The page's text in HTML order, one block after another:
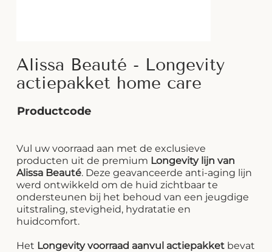
Alissa Beauté - Longevity
actiepakket home care
Productcode
Vul uw voorraad aan met de exclusieve
producten uit de premium Longevity lijn van
Alissa Beauté. Deze geavanceerde anti-aging lijn
werd ontwikkeld om de huid zichtbaar te
ondersteunen bij het behoud van een jeugdige
uitstraling, stevigheid, hydratatie en
huidcomfort.
Het Longevity voorraad aanvul actiepakket bevat